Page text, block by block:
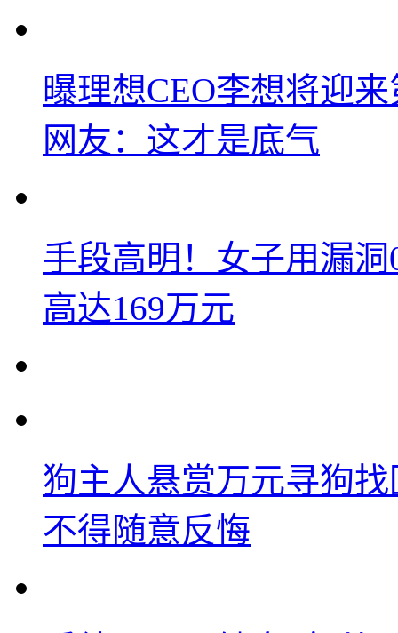
曝理想CEO李想将迎
网友：这才是底气
手段高明！女子用漏
高达169万元
狗主人悬赏万元寻狗
不得随意反悔